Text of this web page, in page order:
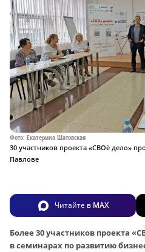
Фото: Екатерина Шатовская
30 участников проекта «СВОё дело»
Павлове
Читайте в MAX
Более 30 участников проекта
в семинарах по развитию